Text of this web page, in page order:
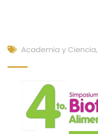
Academia y Ciencia,